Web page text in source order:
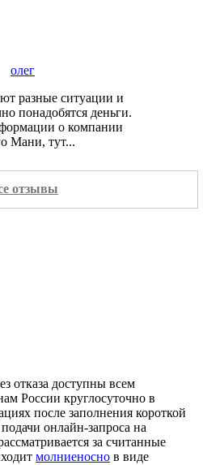
олег
разные ситуации и
понадобятся деньги.
о компании
Мани, тут...
отзывы
отказа доступны всем
России круглосуточно в
после заполнения короткой
онлайн-запроса на
за считанные
молниеносно в виде